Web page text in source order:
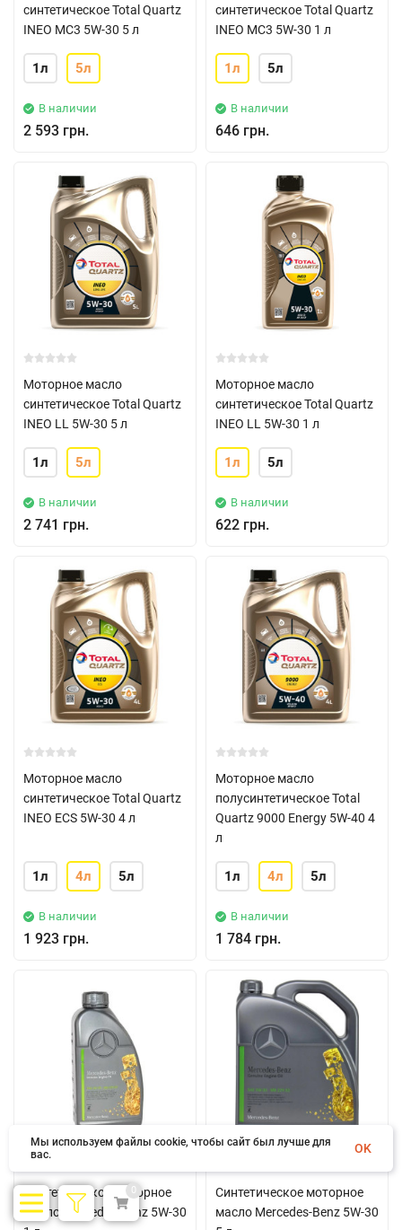
синтетическое Total Quartz
INEO MC3 5W-30 5 л
1л 5л
В наличии
2 593 грн.
синтетическое Total Quartz
INEO MC3 5W-30 1 л
1л 5л
В наличии
646 грн.
Моторное масло
синтетическое Total Quartz
INEO LL 5W-30 5 л
1л 5л
В наличии
2 741 грн.
Моторное масло
синтетическое Total Quartz
INEO LL 5W-30 1 л
1л 5л
В наличии
622 грн.
Моторное масло
синтетическое Total Quartz
INEO ECS 5W-30 4 л
1л 4л 5л
В наличии
1 923 грн.
Моторное масло
полусинтетическое Total
Quartz 9000 Energy 5W-40 4
л
1л 4л 5л
В наличии
1 784 грн.
Синтетическое моторное
масло Mercedes-Benz 5W-30
Синтетическое моторное
масло Mercedes-Benz 5W-30
0
Мы используем файлы cookie, чтобы сайт был лучше для
вас.
OK